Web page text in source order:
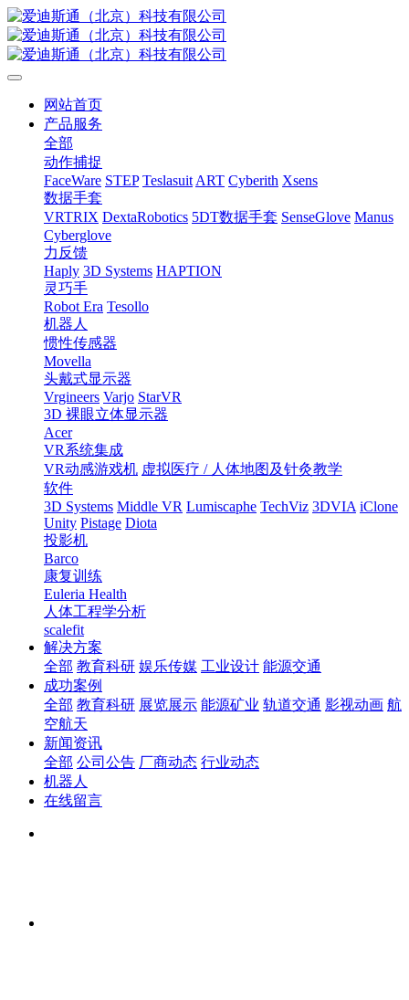
网站首页
产品服务
全部
动作捕捉
FaceWare STEP Teslasuit ART Cyberith Xsens
数据手套
VRTRIX DextaRobotics 5DT数据手套 SenseGlove Manus
Cyberglove
力反馈
Haply 3D Systems HAPTION
灵巧手
Robot Era Tesollo
机器人
惯性传感器
Movella
头戴式显示器
Vrgineers Varjo StarVR
3D 裸眼立体显示器
Acer
VR系统集成
VR动感游戏机 虚拟医疗 / 人体地图及针灸教学
软件
3D Systems Middle VR Lumiscaphe TechViz 3DVIA iClone
Unity Pistage Diota
投影机
Barco
康复训练
Euleria Health
人体工程学分析
scalefit
解决方案
全部 教育科研 娱乐传媒 工业设计 能源交通
成功案例
全部 教育科研 展览展示 能源矿业 轨道交通 影视动画 航
空航天
新闻资讯
全部 公司公告 厂商动态 行业动态
机器人
在线留言